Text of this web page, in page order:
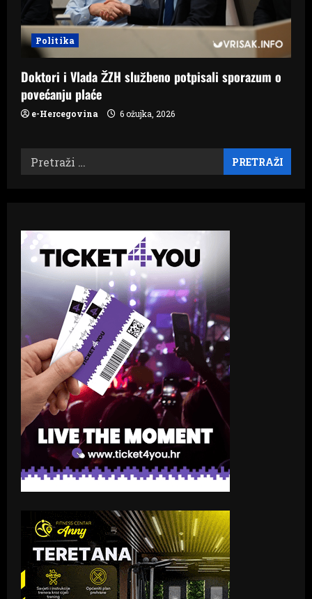
Politika
Doktori i Vlada ŽZH službeno potpisali sporazum o
povećanju plaće
e-Hercegovina 6 ožujka, 2026
Pretraži: